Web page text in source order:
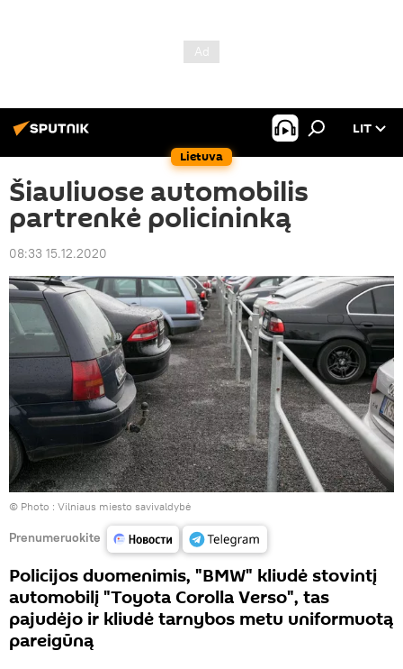
Lietuva
LIT
Šiauliuose automobilis
partrenkė policininką
08:33 15.12.2020
© Photo : Vilniaus miesto savivaldybė
Prenumeruokite
Policijos duomenimis, "BMW" kliudė stovintį
automobilį "Toyota Corolla Verso", tas
pajudėjo ir kliudė tarnybos metu uniformuotą
pareigūną